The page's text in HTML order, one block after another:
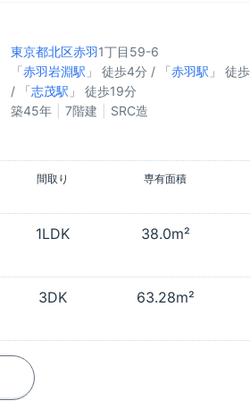
東京都北区赤羽1丁目59-6
「赤羽岩淵駅 」 徒歩4分 / 「赤羽駅 」 徒
/ 「志茂駅 」 徒歩19分
築45年
7階建 SRC造
間取り
専有面積
1LDK
38.0m²
3DK
63.28m²